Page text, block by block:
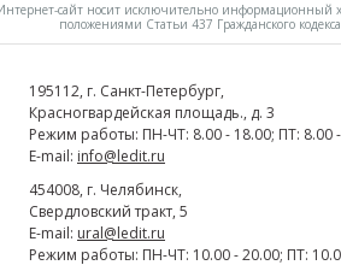
сайт носит исключительно информационный
положениями Статьи 437 Гражданского
195112, г. Cанкт-Петербург,
Красногвардейская площадь., д. 3
Режим работы: ПН-ЧТ: 8.00 - 18.00; ПТ: 8.00
E-mail: info@ledit.ru
454008, г. Челябинск,
Свердловский тракт, 5
E-mail: ural@ledit.ru
Режим работы: ПН-ЧТ: 10.00 - 20.00; ПТ: